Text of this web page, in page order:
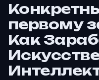
первому
Как